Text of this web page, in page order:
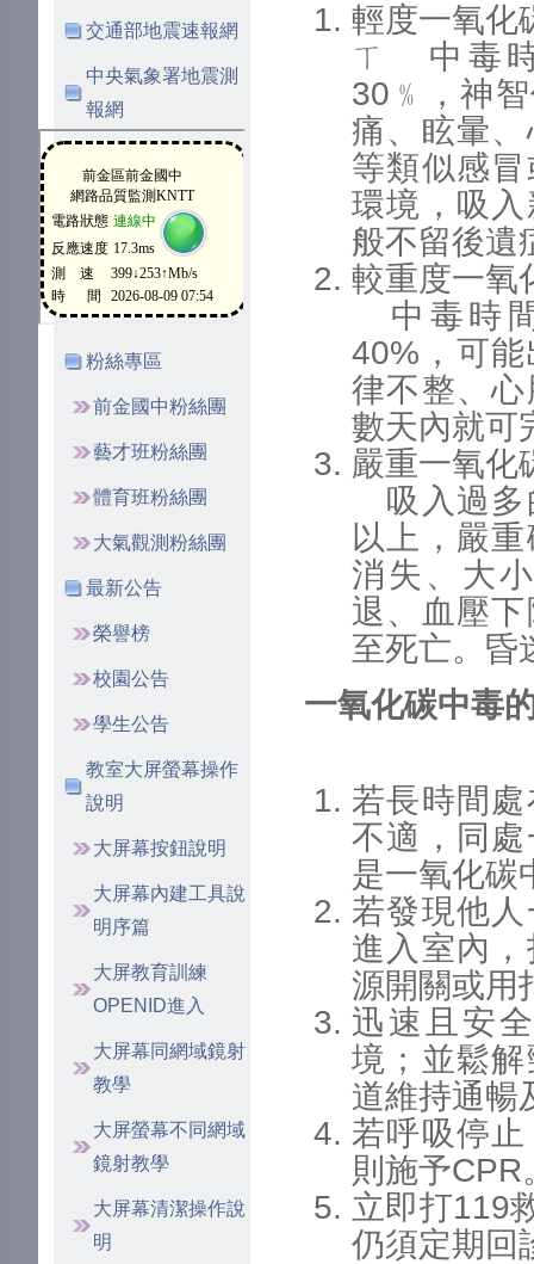
交通部地震速報網
中央氣象署地震測
報網
粉絲專區
前金國中粉絲團
藝才班粉絲團
體育班粉絲團
大氣觀測粉絲團
最新公告
榮譽榜
校園公告
學生公告
教室大屏螢幕操作
說明
大屏幕按鈕說明
大屏幕內建工具說
明序篇
大屏教育訓練
OPENID進入
大屏幕同網域鏡射
教學
大屏螢幕不同網域
鏡射教學
大屏幕清潔操作說
明
輕度一氧化
ㄒ 中毒
30﹪，神
痛、眩暈
等類似感
環境，吸
般不留後遺
較重度一氧
中毒時
40%，可
律不整、
數天內就可
嚴重一氧化
吸入過多
以上，嚴
消失、大
退、血壓
至死亡。昏
一氧化碳中毒
若長時間
不適，同
是一氧化碳
若發現他
進入室內
源開關或用
迅速且安
境；並鬆
道維持通暢
若呼吸停
則施予CPR
立即打119
仍須定期回